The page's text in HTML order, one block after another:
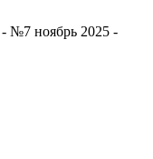
№7 ноябрь 2025 -